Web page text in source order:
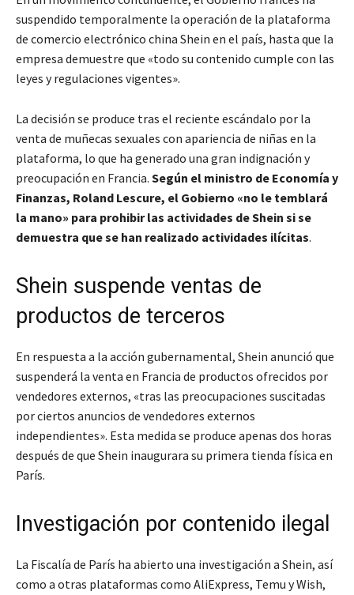
suspendido temporalmente la operación de la plataforma
de comercio electrónico china Shein en el país, hasta que la
empresa demuestre que «todo su contenido cumple con las
leyes y regulaciones vigentes».
La decisión se produce tras el reciente escándalo por la
venta de muñecas sexuales con apariencia de niñas en la
plataforma, lo que ha generado una gran indignación y
preocupación en Francia. Según el ministro de Economía y
Finanzas, Roland Lescure, el Gobierno «no le temblará
la mano» para prohibir las actividades de Shein si se
demuestra que se han realizado actividades ilícitas.
Shein suspende ventas de
productos de terceros
En respuesta a la acción gubernamental, Shein anunció que
suspenderá la venta en Francia de productos ofrecidos por
vendedores externos, «tras las preocupaciones suscitadas
por ciertos anuncios de vendedores externos
independientes». Esta medida se produce apenas dos horas
después de que Shein inaugurara su primera tienda física en
París.
Investigación por contenido ilegal
La Fiscalía de París ha abierto una investigación a Shein, así
como a otras plataformas como AliExpress, Temu y Wish,